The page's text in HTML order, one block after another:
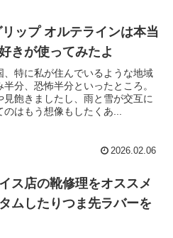
ップ オルテラインは本当
きが使ってみたよ
特に私が住んでいるような地域
分、恐怖半分といったところ。
飽きましたし、雨と雪が交互に
はもう想像もしたくあ...
2026.02.06
ス店の靴修理をオススメ
ムしたりつま先ラバーを